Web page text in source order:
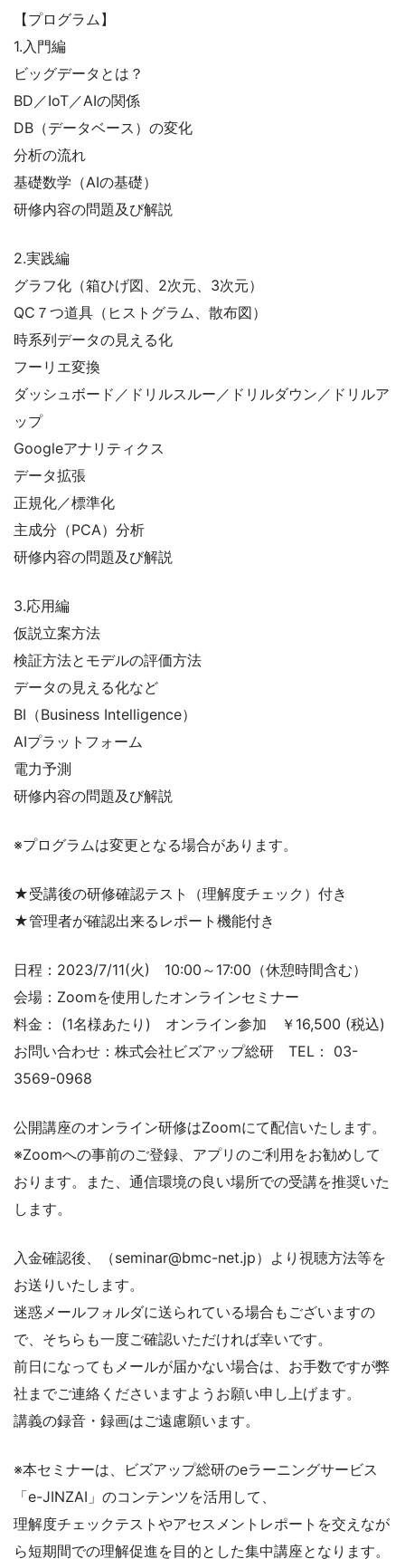
【プログラム】
1.入門編
ビッグデータとは？
BD／IoT／AIの関係
DB（データベース）の変化
分析の流れ
基礎数学（AIの基礎）
研修内容の問題及び解説
2.実践編
グラフ化（箱ひげ図、2次元、3次元）
QC７つ道具（ヒストグラム、散布図）
時系列データの見える化
フーリエ変換
ダッシュボード／ドリルスルー／ドリルダウン／ドリルア
ップ
Googleアナリティクス
データ拡張
正規化／標準化
主成分（PCA）分析
研修内容の問題及び解説
3.応用編
仮説立案方法
検証方法とモデルの評価方法
データの見える化など
BI（Business Intelligence）
AIプラットフォーム
電力予測
研修内容の問題及び解説
※プログラムは変更となる場合があります。
★受講後の研修確認テスト（理解度チェック）付き
★管理者が確認出来るレポート機能付き
日程：2023/7/11(火) 10:00～17:00（休憩時間含む）
会場：Zoomを使用したオンラインセミナー
料金： (1名様あたり) オンライン参加 ￥16,500 (税込)
お問い合わせ：株式会社ビズアップ総研 TEL： 03-
3569-0968
公開講座のオンライン研修はZoomにて配信いたします。
※Zoomへの事前のご登録、アプリのご利用をお勧めして
おります。また、通信環境の良い場所での受講を推奨いた
します。
入金確認後、（seminar@bmc-net.jp）より視聴方法等を
お送りいたします。
迷惑メールフォルダに送られている場合もございますの
で、そちらも一度ご確認いただければ幸いです。
前日になってもメールが届かない場合は、お手数ですが弊
社までご連絡くださいますようお願い申し上げます。
講義の録音・録画はご遠慮願います。
※本セミナーは、ビズアップ総研のeラーニングサービス
「e-JINZAI」のコンテンツを活用して、
理解度チェックテストやアセスメントレポートを交えなが
ら短期間での理解促進を目的とした集中講座となります。